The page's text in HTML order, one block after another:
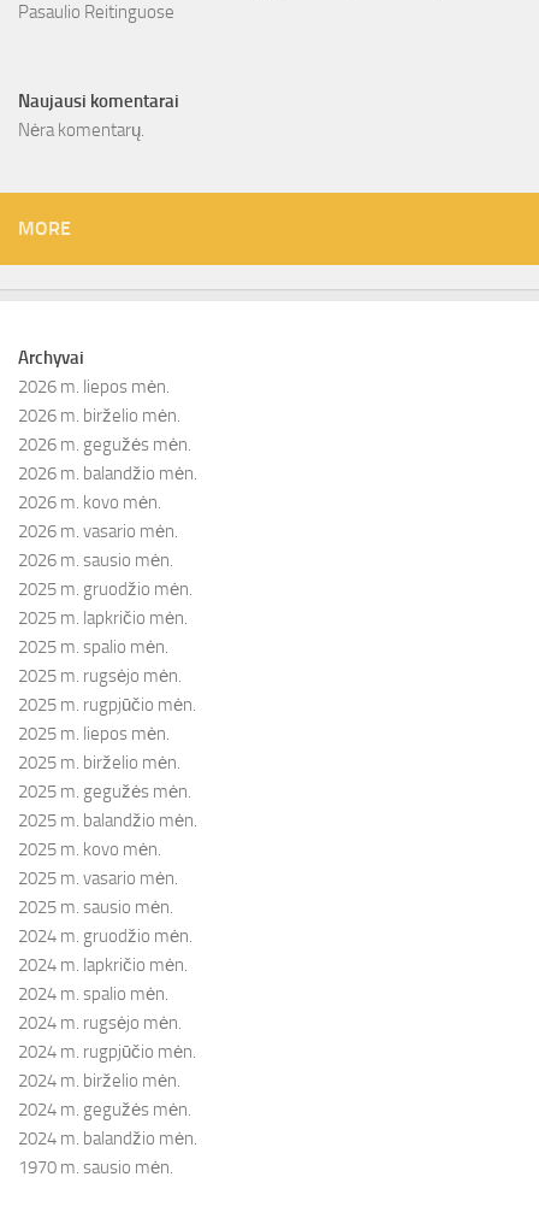
Pasaulio Reitinguose
Naujausi komentarai
Nėra komentarų.
MORE
Archyvai
2026 m. liepos mėn.
2026 m. birželio mėn.
2026 m. gegužės mėn.
2026 m. balandžio mėn.
2026 m. kovo mėn.
2026 m. vasario mėn.
2026 m. sausio mėn.
2025 m. gruodžio mėn.
2025 m. lapkričio mėn.
2025 m. spalio mėn.
2025 m. rugsėjo mėn.
2025 m. rugpjūčio mėn.
2025 m. liepos mėn.
2025 m. birželio mėn.
2025 m. gegužės mėn.
2025 m. balandžio mėn.
2025 m. kovo mėn.
2025 m. vasario mėn.
2025 m. sausio mėn.
2024 m. gruodžio mėn.
2024 m. lapkričio mėn.
2024 m. spalio mėn.
2024 m. rugsėjo mėn.
2024 m. rugpjūčio mėn.
2024 m. birželio mėn.
2024 m. gegužės mėn.
2024 m. balandžio mėn.
1970 m. sausio mėn.